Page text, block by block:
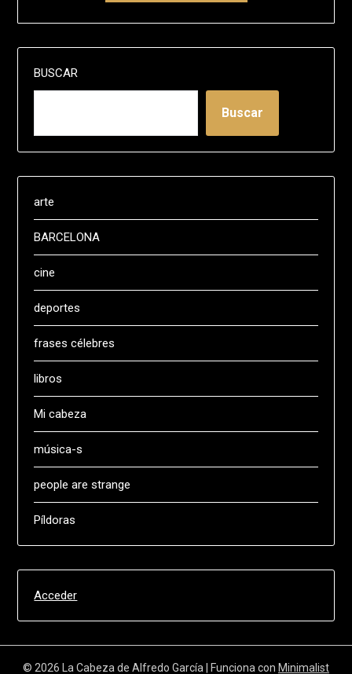
BUSCAR
Buscar
arte
BARCELONA
cine
deportes
frases célebres
libros
Mi cabeza
música-s
people are strange
Píldoras
Acceder
© 2026 La Cabeza de Alfredo García | Funciona con Minimalist